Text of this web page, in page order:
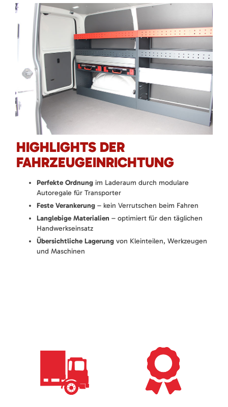
HIGHLIGHTS DER
FAHRZEUGEINRICHTUNG
Perfekte Ordnung im Laderaum durch modulare
Autoregale für Transporter
Feste Verankerung – kein Verrutschen beim Fahren
Langlebige Materialien – optimiert für den täglichen
Handwerkseinsatz
Übersichtliche Lagerung von Kleinteilen, Werkzeugen
und Maschinen